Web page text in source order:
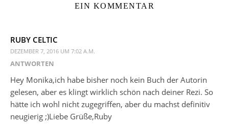
EIN KOMMENTAR
RUBY CELTIC
DEZEMBER 7, 2016 UM 7:02 A.M.
ANTWORTEN
Hey Monika,ich habe bisher noch kein Buch der Autorin
gelesen, aber es klingt wirklich schön nach deiner Rezi. So
hätte ich wohl nicht zugegriffen, aber du machst definitiv
neugierig ;)Liebe Grüße,Ruby